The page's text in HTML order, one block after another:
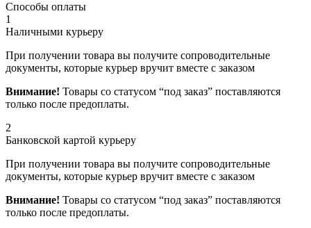
Способы оплаты
1
Наличными курьеру
При получении товара вы получите сопроводительные
документы, которые курьер вручит вместе с заказом
Внимание! Товары со статусом “под заказ” поставляются
только после предоплаты.
2
Банковской картой курьеру
При получении товара вы получите сопроводительные
документы, которые курьер вручит вместе с заказом
Внимание! Товары со статусом “под заказ” поставляются
только после предоплаты.